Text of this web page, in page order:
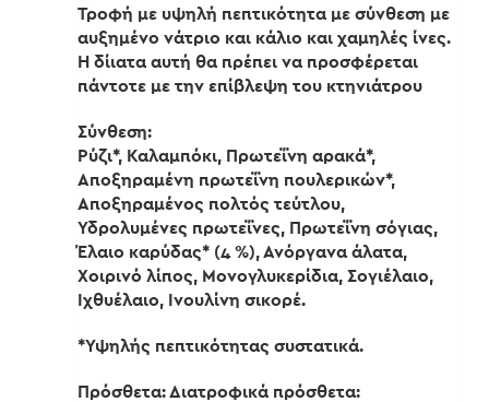
Τροφή με υψηλή πεπτικότητα με σύνθεση με
αυξημένο νάτριο και κάλιο και χαμηλές ίνες.
Η δίιατα αυτή θα πρέπει να προσφέρεται
πάντοτε με την επίβλεψη του κτηνιάτρου
Σύνθεση:
Ρύζι*, Καλαμπόκι, Πρωτεΐνη αρακά*,
Αποξηραμένη πρωτεΐνη πουλερικών*,
Αποξηραμένος πολτός τεύτλου,
Υδρολυμένες πρωτεΐνες, Πρωτεΐνη σόγιας,
Έλαιο καρύδας* (4 %), Ανόργανα άλατα,
Χοιρινό λίπος, Μονογλυκερίδια, Σογιέλαιο,
Ιχθυέλαιο, Ινουλίνη σικορέ.
*Υψηλής πεπτικότητας συστατικά.
Πρόσθετα: Διατροφικά πρόσθετα: